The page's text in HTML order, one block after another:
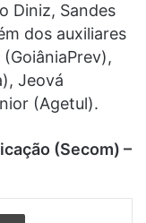
Diniz, Sandes
dos auxiliares
Jeová
(Agetul).
(Secom) –
Imprimir